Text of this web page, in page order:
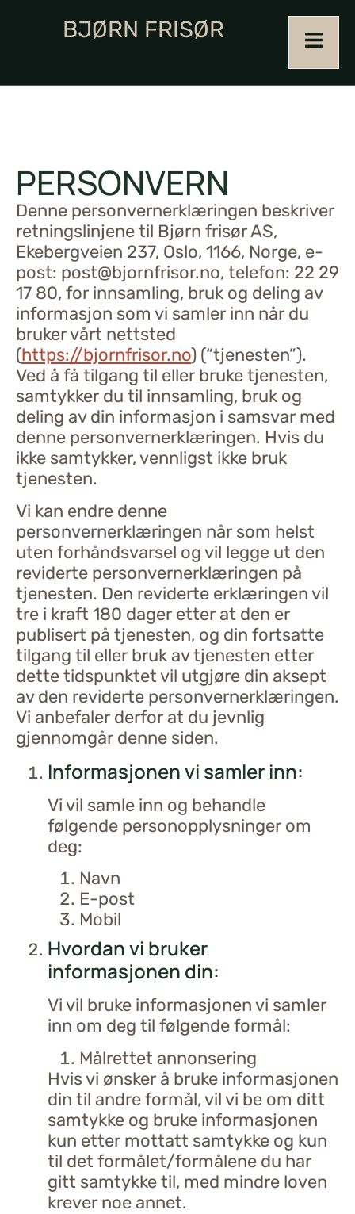
BJØRN FRISØR
PERSONVERN
Denne personvernerklæringen beskriver
retningslinjene til Bjørn frisør AS,
Ekebergveien 237, Oslo, 1166, Norge, e-
post: post@bjornfrisor.no, telefon: 22 29
17 80, for innsamling, bruk og deling av
informasjon som vi samler inn når du
bruker vårt nettsted
(https://bjornfrisor.no) (“tjenesten”).
Ved å få tilgang til eller bruke tjenesten,
samtykker du til innsamling, bruk og
deling av din informasjon i samsvar med
denne personvernerklæringen. Hvis du
ikke samtykker, vennligst ikke bruk
tjenesten.
Vi kan endre denne
personvernerklæringen når som helst
uten forhåndsvarsel og vil legge ut den
reviderte personvernerklæringen på
tjenesten. Den reviderte erklæringen vil
tre i kraft 180 dager etter at den er
publisert på tjenesten, og din fortsatte
tilgang til eller bruk av tjenesten etter
dette tidspunktet vil utgjøre din aksept
av den reviderte personvernerklæringen.
Vi anbefaler derfor at du jevnlig
gjennomgår denne siden.
Informasjonen vi samler inn:
Vi vil samle inn og behandle
følgende personopplysninger om
deg:
Navn
E-post
Mobil
Hvordan vi bruker
informasjonen din:
Vi vil bruke informasjonen vi samler
inn om deg til følgende formål:
Målrettet annonsering
Hvis vi ønsker å bruke informasjonen
din til andre formål, vil vi be om ditt
samtykke og bruke informasjonen
kun etter mottatt samtykke og kun
til det formålet/formålene du har
gitt samtykke til, med mindre loven
krever noe annet.